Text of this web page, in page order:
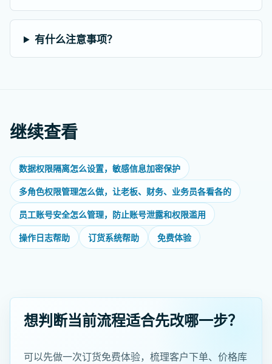
有什么注意事项？
继续查看
数据权限隔离怎么设置，敏感信息加密保护
多角色权限管理怎么做，让老板、财务、业务员各看各的
员工账号安全怎么管理，防止账号泄露和权限滥用
操作日志帮助
订货系统帮助 免费体验
想判断当前流程适合先改哪一步？
可以先做一次订货免费体验，梳理客户下单、价格库